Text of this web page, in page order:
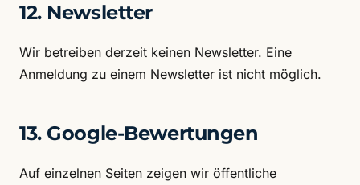
12. Newsletter
Wir betreiben derzeit keinen Newsletter. Eine
Anmeldung zu einem Newsletter ist nicht möglich.
13. Google-Bewertungen
Auf einzelnen Seiten zeigen wir öffentliche